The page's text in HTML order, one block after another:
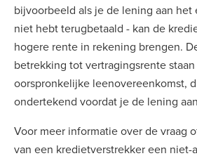
bijvoorbeeld als je de lening aan
niet hebt terugbetaald - kan de
hogere rente in rekening brengen.
betrekking tot vertragingsrente
oorspronkelijke leenovereenkomst,
ondertekend voordat je de lening
Voor meer informatie over de vraag
van een kredietverstrekker een